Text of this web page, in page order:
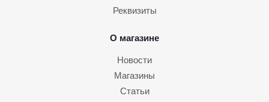
Реквизиты
О магазине
Новости
Магазины
Статьи